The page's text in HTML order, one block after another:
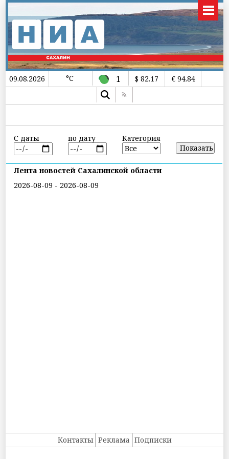
09.08.2026 °C 1 $ 82.17 € 94.84
С даты по дату Категория
Лента новостей Сахалинской области
2026-08-09 - 2026-08-09
Контакты Реклама Подписки